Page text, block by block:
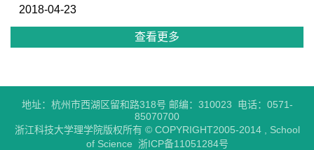
2018-04-23
查看更多
地址：杭州市西湖区留和路318号 邮编：310023 电话：0571-
85070700
浙江科技大学理学院版权所有 © COPYRIGHT2005-2014 , School
of Science 浙ICP备11051284号